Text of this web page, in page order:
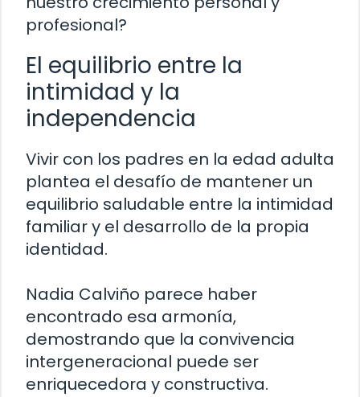
profesional?
El equilibrio entre la
intimidad y la
independencia
Vivir con los padres en la edad adulta
plantea el desafío de mantener un
equilibrio saludable entre la intimidad
familiar y el desarrollo de la propia
identidad.
Nadia Calviño parece haber
encontrado esa armonía,
demostrando que la convivencia
intergeneracional puede ser
enriquecedora y constructiva.